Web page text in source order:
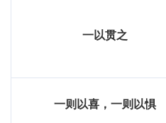
一以贯之
一则以喜，一则以惧